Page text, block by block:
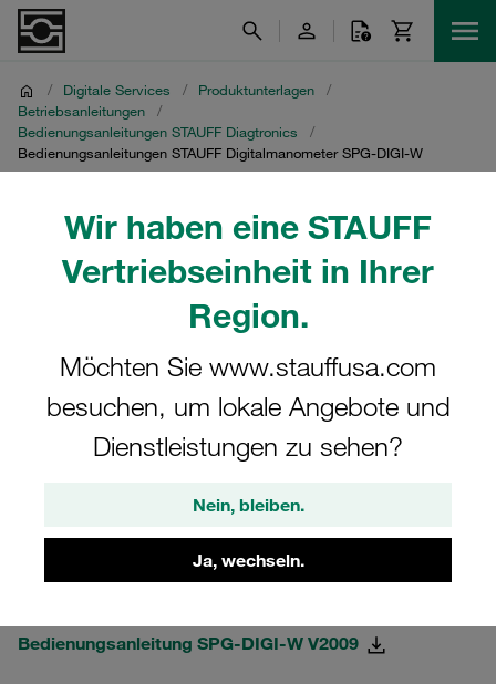
Wir haben eine STAUFF
Vertriebseinheit in Ihrer
Region.
Möchten Sie www.stauffusa.com
besuchen, um lokale Angebote und
Dienstleistungen zu sehen?
Nein, bleiben.
Ja, wechseln.
/ Digitale Services / Produktunterlagen
/
Betriebsanleitungen
/
Bedienungsanleitungen STAUFF Diagtronics
/
Bedienungsanleitungen STAUFF Digitalmanometer SPG-DIGI-W
Bedienungsanleitungen
STAUFF
Digitalmanometer SPG-
DIGI-W
Download von Bedienungsanleitungen für STAUFF
Digitalmanometer SPG-DIGI-W
Bedienungsanleitung SPG-DIGI-W V2009